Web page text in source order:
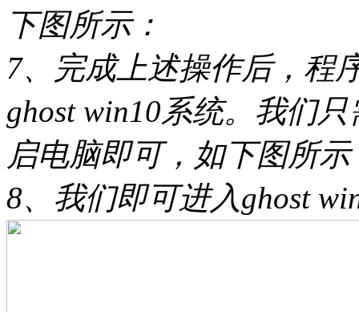
下图所示：
7、完成上述操作后，程
ghost win10系统。我们
启电脑即可，如下图所示
8、我们即可进入ghost